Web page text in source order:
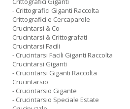
- Crittografici Giganti Raccolta
Crittografici e Cercaparole
Crucintarsi & Co
Crucintarsi & Crittografati
Crucintarsi Facili
- Crucintarsi Facili Giganti Raccolta
Crucintarsi Giganti
- Crucintarsi Giganti Raccolta
Crucintarsio
- Crucintarsio Gigante
- Crucintarsio Speciale Estate